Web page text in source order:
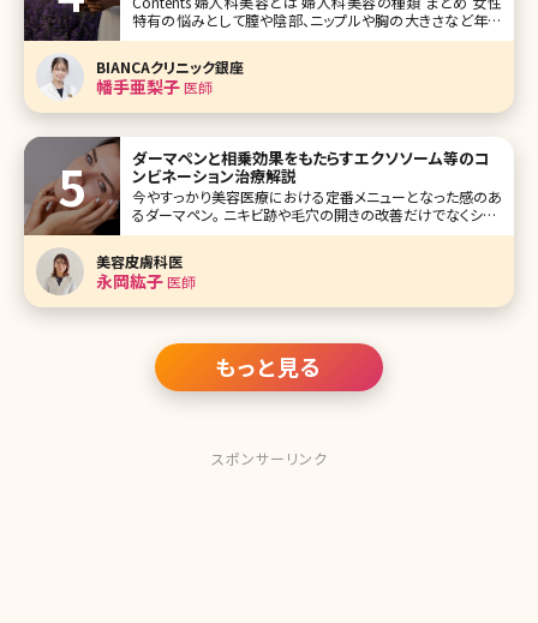
特有の悩みとして膣や陰部、ニップルや胸の大きさなど年齢
問わず悩みを抱えている方が多くいらっしゃいます。若い方は
色味を明るくしたい、胸の大きさを大きくしたいなどで、年齢
を重ねていくと膣の緩みや授乳によるバストサイズの低
BIANCAクリニック銀座
幡手亜梨子医師
ダーマペンと相乗効果をもたらすエクソソーム等のコ
ンビネーション治療解説
今やすっかり美容医療における定番メニューとなった感のあ
るダーマペン。 ニキビ跡や毛穴の開きの改善だけでなくシミ・
くすみ、小じわの改善など美肌治療として汎用性があること
から様々なスキントラブルの改善治療として多くの方が受け
られています。 本記事ではダーマペンの基本情報をお伝えし
た上で、近年選択
美容皮膚科医
永岡紘子医師
もっと見る
スポンサーリンク